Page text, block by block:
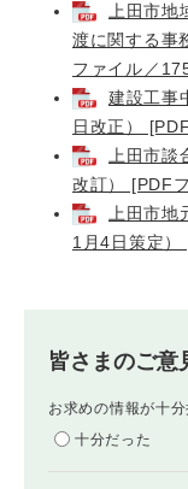
上田市
渡に関する事
ファイル／
建設工事
日改正）
上田市
改訂） [PDF
上田市
1月4日策定）
皆さまのご意
お求めの情報が十
十分だった